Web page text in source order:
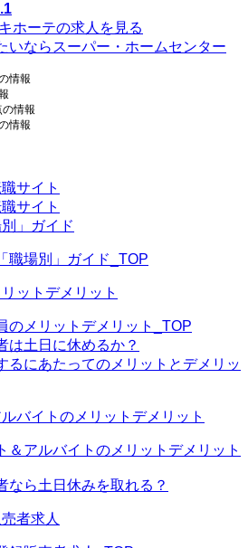
ホーテの求人を見る
情報
情報
情報
」ガイド
職場別」ガイド_TOP
ットデメリット
のメリットデメリット_TOP
は土日に休めるか？
るにあたってのメリットとデメリッ
バイトのメリットデメリット
＆アルバイトのメリットデメリット
なら土日休みを取れる？
者求人